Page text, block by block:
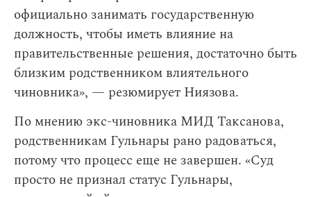
официально занимать государственную
должность, чтобы иметь влияние на
правительственные решения, достаточно быть
близким родственником влиятельного
чиновника», — резюмирует Ниязова.
По мнению экс-чиновника МИД Таксанова,
родственникам Гульнары рано радоваться,
потому что процесс еще не завершен. «Суд
просто не признал статус Гульнары,